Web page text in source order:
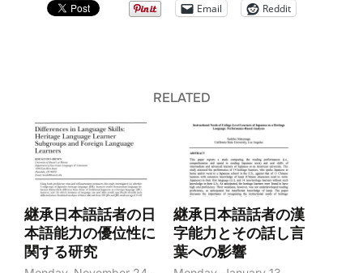
Email Reddit
RELATED
継承日本語話者の日
本語能力の優位性に
関する研究
継承日本語話者の漢
字能力とその話し言
葉への影響